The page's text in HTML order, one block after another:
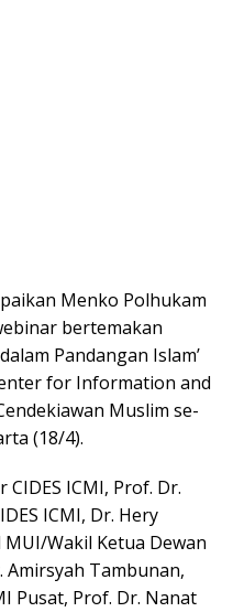
Menko Polhukam
bertemakan
Pandangan Islam’
for Information and
Muslim se-
(18/4).
ICMI, Prof. Dr.
ICMI, Dr. Hery
Wakil Ketua Dewan
Amirsyah Tambunan,
Pusat, Prof. Dr. Nanat